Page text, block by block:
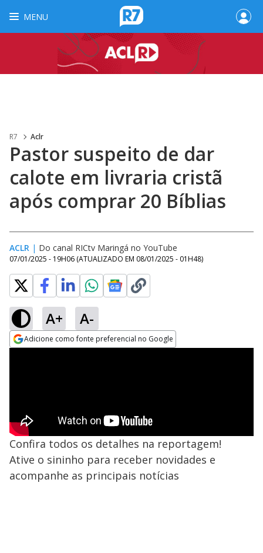
MENU
R7 Aclr
Pastor suspeito de dar
calote em livraria cristã
após comprar 20 Bíblias
ACLR | Do canal RICtv Maringá no YouTube
07/01/2025 - 19H06 (ATUALIZADO EM 08/01/2025 - 01H48)
A+ A-
Adicione como fonte preferencial no Google
Confira todos os detalhes na reportagem!
Ative o sininho para receber novidades e
acompanhe as principais notícias